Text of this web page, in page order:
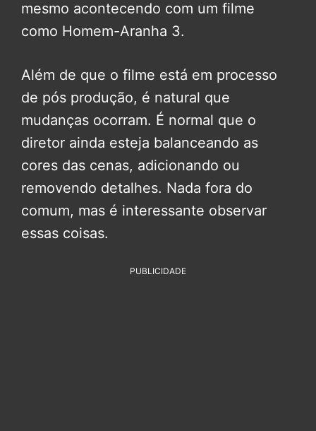
mesmo acontecendo com um filme
como Homem-Aranha 3.
Além de que o filme está em processo
de pós produção, é natural que
mudanças ocorram. É normal que o
diretor ainda esteja balanceando as
cores das cenas, adicionando ou
removendo detalhes. Nada fora do
comum, mas é interessante observar
essas coisas.
PUBLICIDADE